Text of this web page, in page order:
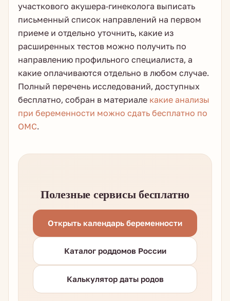
участкового акушера-гинеколога выписать
письменный список направлений на первом
приеме и отдельно уточнить, какие из
расширенных тестов можно получить по
направлению профильного специалиста, а
какие оплачиваются отдельно в любом случае.
Полный перечень исследований, доступных
бесплатно, собран в материале какие анализы
при беременности можно сдать бесплатно по
ОМС.
Полезные сервисы бесплатно
Открыть календарь беременности
Каталог роддомов России
Калькулятор даты родов